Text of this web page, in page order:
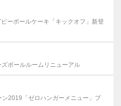
ーボールケーキ「キックオフ」新登
ボールルームリニューアル
2019「ゼロハンガーメニュー」プ